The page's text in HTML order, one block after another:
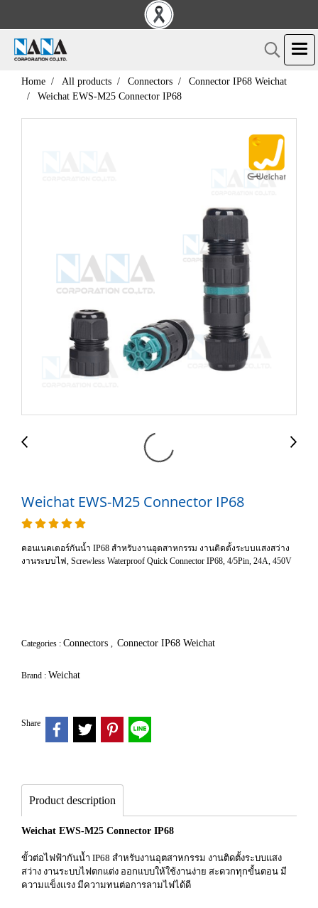
Home All products Connectors
Connector IP68 Weichat
Weichat EWS-M25 Connector IP68
Weichat EWS-M25 Connector IP68
คอนเนคเตอร์กันน้ำ IP68 สำหรับงานอุตสาหกรรม งานติดตั้งระบบแสงสว่าง
งานระบบไฟ, Screwless Waterproof Quick Connector IP68, 4/5Pin, 24A, 450V
Categories : Connectors , Connector IP68 Weichat
Brand : Weichat
Share
Product description
Weichat EWS-M25 Connector IP68
ขั้วต่อไฟฟ้ากันน้ำ IP68 สำหรับงานอุตสาหกรรม งานติดตั้งระบบแสง
สว่าง งานระบบไฟตกแต่ง ออกแบบให้ใช้งานง่าย สะดวกทุกขั้นตอน มี
ความแข็งแรง มีความทนต่อการลามไฟได้ดี